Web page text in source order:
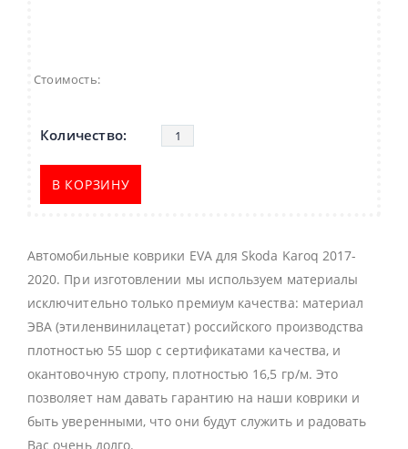
Стоимость:
В КОРЗИНУ
Автомобильные коврики EVA для Skoda Karoq 2017-
2020. При изготовлении мы используем материалы
исключительно только премиум качества: материал
ЭВА (этиленвинилацетат) российского производства
плотностью 55 шор с сертификатами качества, и
окантовочную стропу, плотностью 16,5 гр/м. Это
позволяет нам давать гарантию на наши коврики и
быть уверенными, что они будут служить и радовать
Вас очень долго.